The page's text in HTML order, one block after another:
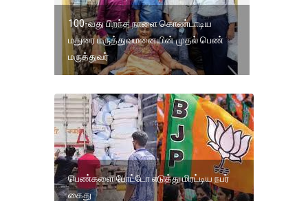
100-வது பிறந்த நாளை கொண்டாடிய
மதுரை மருத்துவமனையின் முதல் பெண்
மருத்துவர்
பெண்களை போட்டோ எடுத்து மிரட்டிய நபர்
கைது